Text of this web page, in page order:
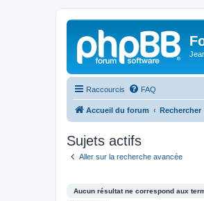
Raccourcis FAQ
Accueil du forum Rechercher
Sujets actifs
Aller sur la recherche avancée
Aucun résultat ne correspond aux